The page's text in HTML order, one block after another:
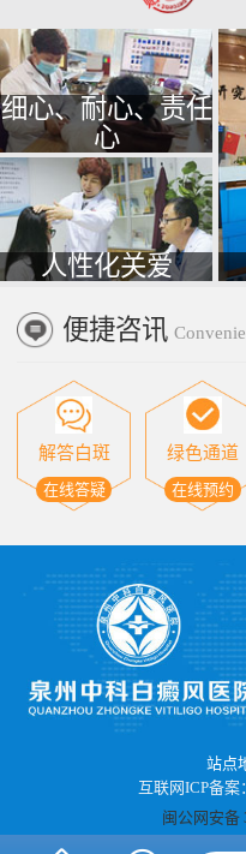
细心、耐心、责任
心
人性化关爱
便捷咨讯
解答白斑
在线答疑
绿色通道
在线预约
站点
互联网ICP备案
闽公网安备